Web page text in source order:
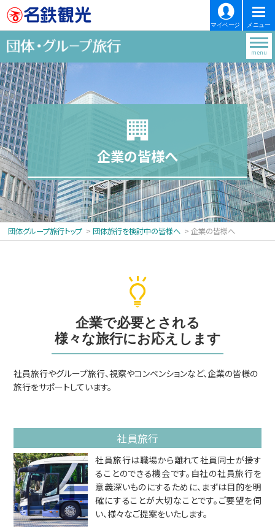
マイページ メニュー
menu
企業の皆様へ
団体グループ旅行トップ 団体旅行を検討中の皆様へ 企業の皆様へ
企業で必要とされる
様々な旅行にお応えします
社員旅行やグループ旅行、視察やコンベンションなど、企業の皆様の
旅行をサポートしています。
社員旅行
社員旅行は職場から離れて社員同士が接す
ることのできる機会です。自社の社員旅行を
意義深いものにするために、まずは目的を明
確にすることが大切なことです。ご要望を伺
い、様々なご提案をいたします。